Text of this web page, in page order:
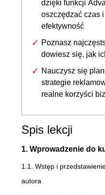
dzięki funkcji
oszczędzać czas
efektywność
Poznasz
dowiesz się, jak
Nauczysz się
strategie
realne korzyści
Spis lekcji
1. Wprowadzenie do
1.1. Wstęp i
autora